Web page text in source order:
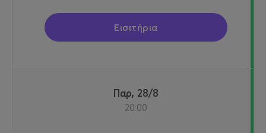
Εισιτήρια
Παρ, 28/8
20:00